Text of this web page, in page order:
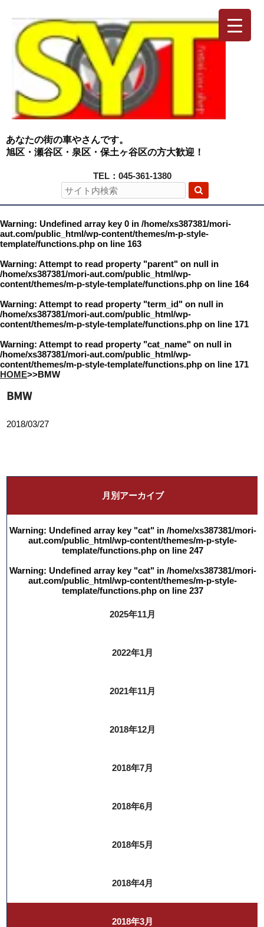
あなたの街の車やさんです。
旭区・瀬谷区・泉区・保土ヶ谷区の方大歓迎！
TEL：045-361-1380
Warning: Undefined array key 0 in /home/xs387381/mori-
aut.com/public_html/wp-content/themes/m-p-style-
template/functions.php on line 163
Warning: Attempt to read property "parent" on null in
/home/xs387381/mori-aut.com/public_html/wp-
content/themes/m-p-style-template/functions.php on line 164
Warning: Attempt to read property "term_id" on null in
/home/xs387381/mori-aut.com/public_html/wp-
content/themes/m-p-style-template/functions.php on line 171
Warning: Attempt to read property "cat_name" on null in
/home/xs387381/mori-aut.com/public_html/wp-
content/themes/m-p-style-template/functions.php on line 171
HOME>>BMW
BMW
2018/03/27
月別アーカイブ
Warning: Undefined array key "cat" in /home/xs387381/mori-
aut.com/public_html/wp-content/themes/m-p-style-
template/functions.php on line 247
Warning: Undefined array key "cat" in /home/xs387381/mori-
aut.com/public_html/wp-content/themes/m-p-style-
template/functions.php on line 237
2025年11月
2022年1月
2021年11月
2018年12月
2018年7月
2018年6月
2018年5月
2018年4月
2018年3月